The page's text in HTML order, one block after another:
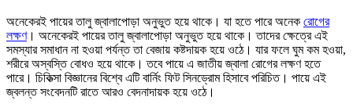
অনেকেরই পায়ের তালু জ্বালাপোড়া অনুভুত হয়ে থাকে। যা হতে পারে অনেক রোগের
লক্ষণ। অনেকেরই পায়ের তালু জ্বালাপোড়া অনুভুত হয়ে থাকে। তাদের ক্ষেত্রে এই
সমস্যার সমাধান না হওয়া পর্যন্ত তা বেজায় কষ্টদায়ক হয়ে ওঠে। যার ফলে ঘুম কম হওয়া,
শরীরে অস্বস্তি বোধও হয়ে থাকে। তবে পায়ে এ জাতীয় জ্বালা রোগের লক্ষণ হতে
পারে। চিকিত্সা বিজ্ঞানের বিশ্বে এটি বার্নিং ফিট সিনড্রোম হিসাবে পরিচিত। পায়ে এই
জ্বলন্ত সংবেদনটি রাতে আরও বেদনাদায়ক হয়ে ওঠে।